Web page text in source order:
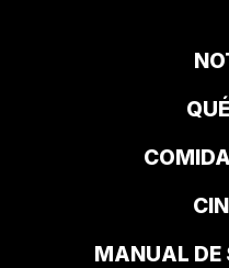
MANUAL DE